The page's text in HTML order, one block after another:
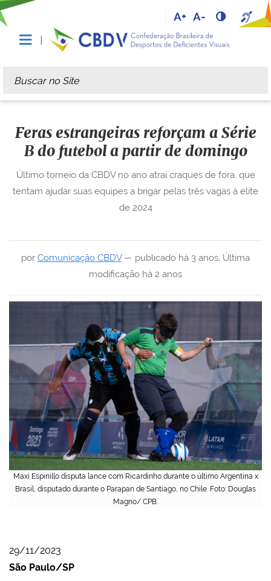
A+ A-
Busca
Busca Avançada…
Maxi Espinillo disputa lance com Ricardinho durante o último Argentina x
Brasil, disputado durante o Parapan de Santiago, no Chile. Foto: Douglas
Magno/ CPB.
Feras estrangeiras reforçam a Série
B do futebol a partir de domingo
por Comunicação CBDV— publicado há 3 anos, Última
modificação há 2 anos
Último torneio da CBDV no ano atrai craques de fora, que
tentam ajudar suas equipes a brigar pelas três vagas à elite
de 2024
29/11/2023
São Paulo/SP